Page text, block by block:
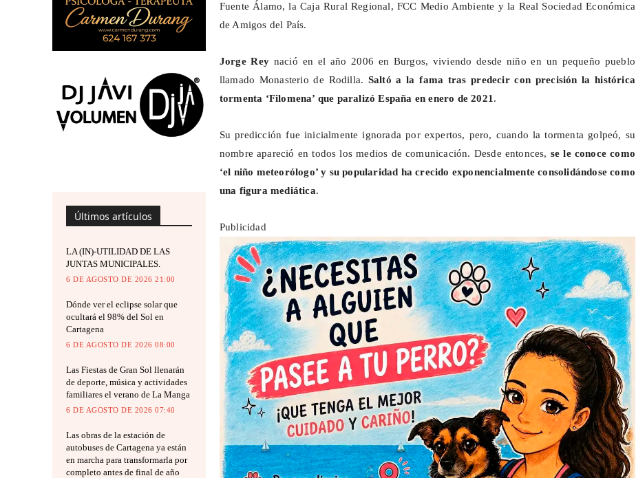
Últimos artículos
LA (IN)-UTILIDAD DE LAS
JUNTAS MUNICIPALES.
6 DE AGOSTO DE 2026 21:00
Dónde ver el eclipse solar que
ocultará el 98% del Sol en
Cartagena
6 DE AGOSTO DE 2026 08:00
Las Fiestas de Gran Sol llenarán
de deporte, música y actividades
familiares el verano de La Manga
6 DE AGOSTO DE 2026 07:40
Las obras de la estación de
autobuses de Cartagena ya están
en marcha para transformarla por
completo antes de final de año
Fuente Álamo, la Caja Rural Regional, FCC Medio Ambiente y la Real Sociedad Económica
de Amigos del País.
Jorge Rey nació en el año 2006 en Burgos, viviendo desde niño en un pequeño pueblo
llamado Monasterio de Rodilla. Saltó a la fama tras predecir con precisión la histórica
tormenta ‘Filomena’ que paralizó España en enero de 2021.
Su predicción fue inicialmente ignorada por expertos, pero, cuando la tormenta golpeó, su
nombre apareció en todos los medios de comunicación. Desde entonces, se le conoce como
‘el niño meteorólogo’ y su popularidad ha crecido exponencialmente consolidándose como
una figura mediática.
Publicidad